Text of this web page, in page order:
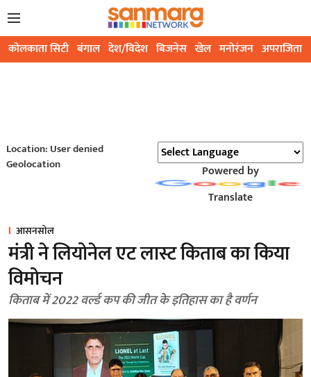
कोलकाता सिटी बंगाल देश/विदेश बिजनेस खेल मनोरंजन अपराजिता
Location: User denied
Geolocation
Powered by
Translate
आसनसोल
मंत्री ने लियोनेल एट लास्ट किताब का किया
विमोचन
किताब में 2022 वर्ल्ड कप की जीत के इतिहास का है वर्णन